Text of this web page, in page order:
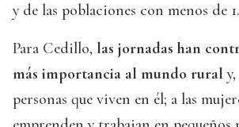
y de las poblaciones con menos de
Para Cedillo, las jornadas han
más importancia al mundo rural
personas que viven en él; a las